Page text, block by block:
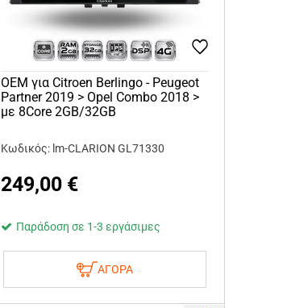
OEM για Citroen Berlingo - Peugeot
Partner 2019 > Opel Combo 2018 >
με 8Core 2GB/32GB
Κωδικός: lm-CLARION GL71330
249,00 €
Παράδοση σε 1-3 εργάσιμες
ΑΓΟΡΑ